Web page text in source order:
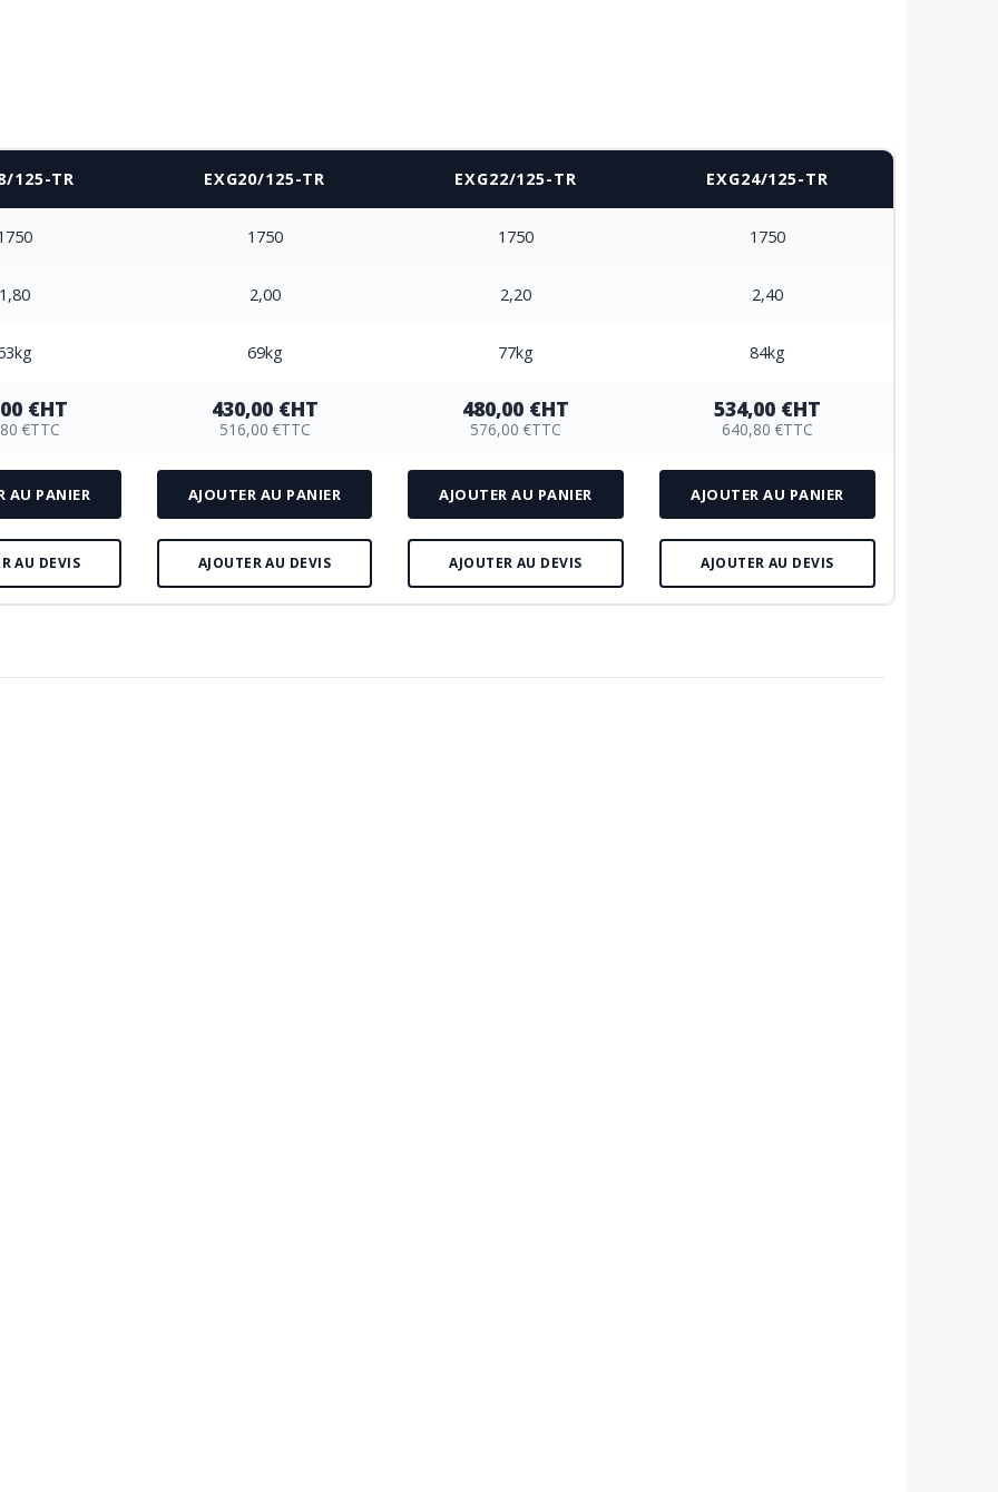
125-TR EXG20/125-TR EXG22/125-TR EXG24/125-TR
1750 1750 1750
1,80 2,00 2,20 2,40
69kg 77kg 84kg
€HT
€TTC
430,00 €HT
516,00 €TTC
480,00 €HT
576,00 €TTC
534,00 €HT
640,80 €TTC
AU PANIER
AU DEVIS
AJOUTER AU PANIER
AJOUTER AU DEVIS
AJOUTER AU PANIER
AJOUTER AU DEVIS
AJOUTER AU PANIER
AJOUTER AU DEVIS